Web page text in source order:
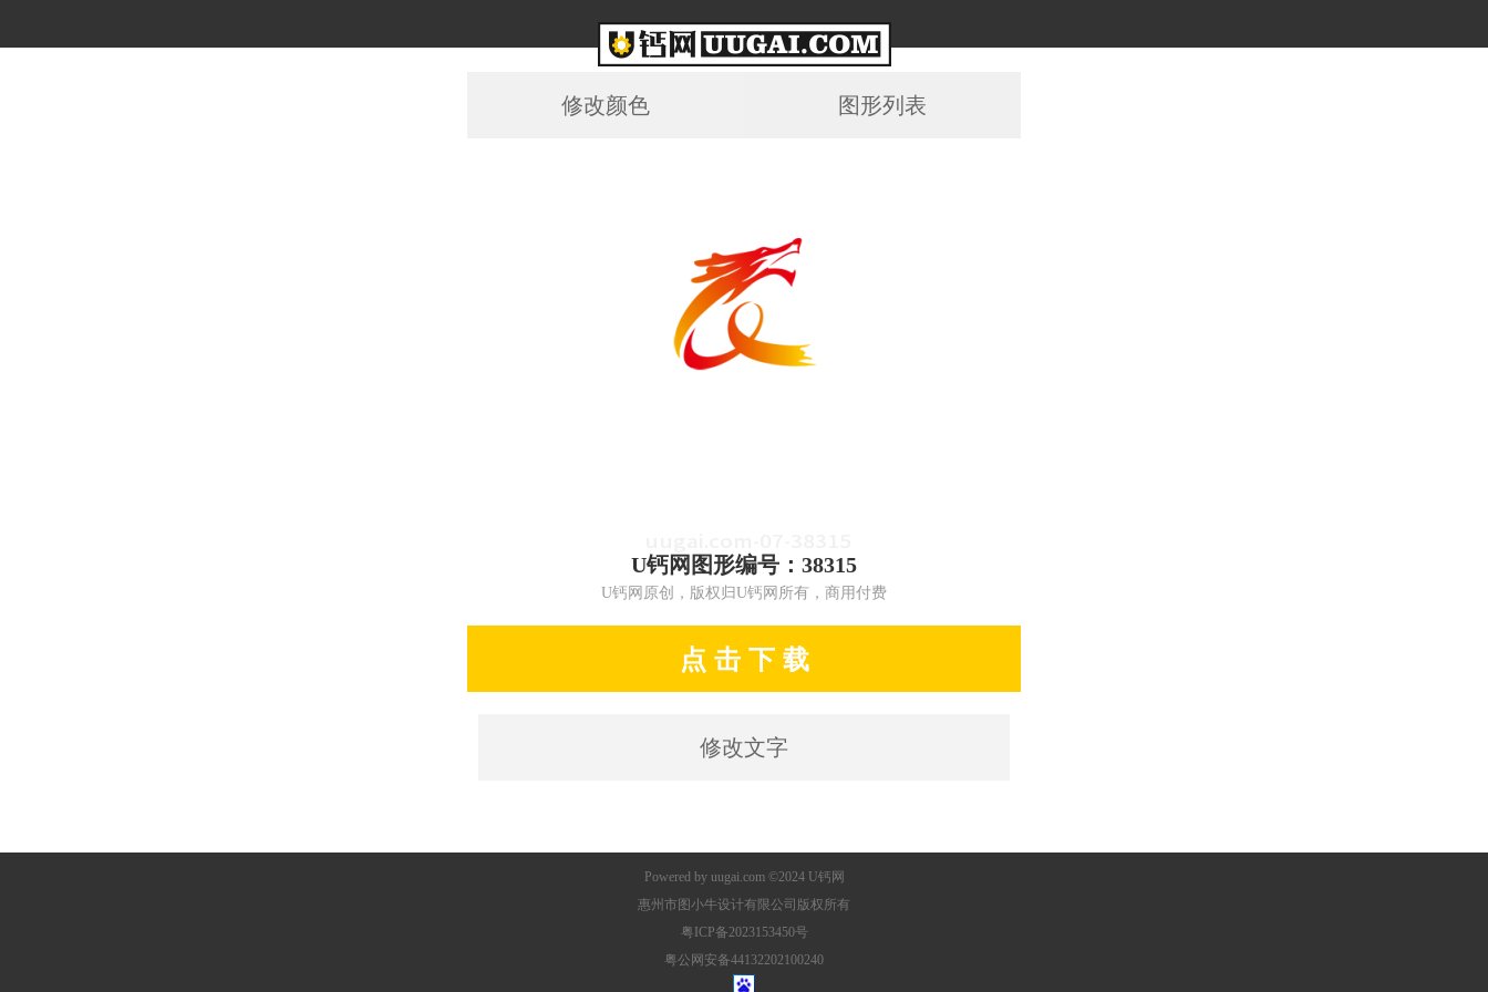
修改颜色 图形列表
U钙网图形编号：38315
U钙网原创，版权归U钙网所有，商用付费
点 击 下 载
修改文字
Powered by uugai.com©2024 U钙网
惠州市图小牛设计有限公司版权所有
粤ICP备2023153450号
粤公网安备44132202100240